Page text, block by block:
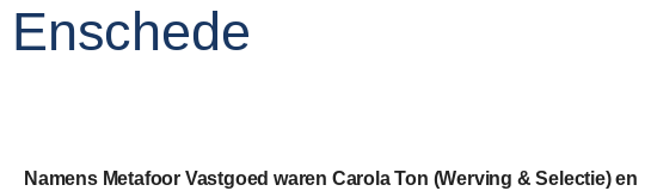
Enschede
Namens Metafoor Vastgoed waren Carola Ton (Werving & Selectie) en